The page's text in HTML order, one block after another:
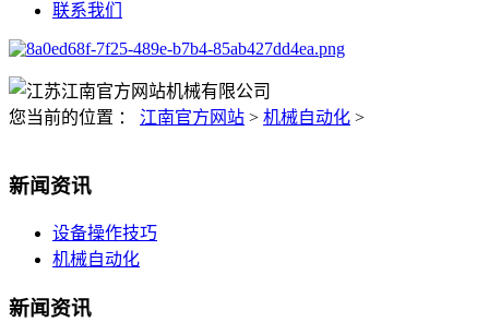
联系我们
您当前的位置 ： 江南官方网站 > 机械自动化 >
新闻资讯
设备操作技巧
机械自动化
新闻资讯